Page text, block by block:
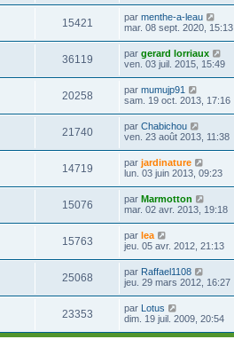
15421 par menthe-a-leau
mar. 08 sept. 2020, 15:13
36119 par gerard lorriaux
ven. 03 juil. 2015, 15:49
20258 par mumujp91
sam. 19 oct. 2013, 17:16
21740 par Chabichou
ven. 23 août 2013, 11:38
14719 par jardinature
lun. 03 juin 2013, 09:23
15076 par Marmotton
mar. 02 avr. 2013, 19:18
15763 par lea
jeu. 05 avr. 2012, 21:13
25068 par Raffael1108
jeu. 29 mars 2012, 16:27
23353 par Lotus
dim. 19 juil. 2009, 20:54